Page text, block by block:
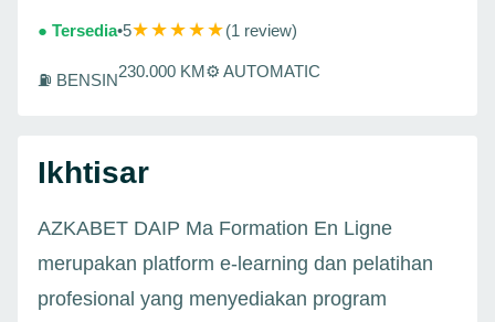
● Tersedia•5★★★★★(1 review)
⛽ BENSIN230.000 KM⚙ AUTOMATIC
Ikhtisar
AZKABET DAIP Ma Formation En Ligne
merupakan platform e-learning dan pelatihan
profesional yang menyediakan program